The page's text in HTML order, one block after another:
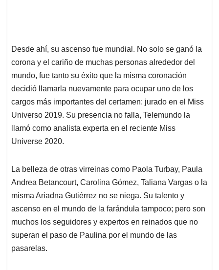
Desde ahí, su ascenso fue mundial. No solo se ganó la
corona y el cariño de muchas personas alrededor del
mundo, fue tanto su éxito que la misma coronación
decidió llamarla nuevamente para ocupar uno de los
cargos más importantes del certamen: jurado en el Miss
Universo 2019. Su presencia no falla, Telemundo la
llamó como analista experta en el reciente Miss
Universe 2020.
La belleza de otras virreinas como Paola Turbay, Paula
Andrea Betancourt, Carolina Gómez, Taliana Vargas o la
misma Ariadna Gutiérrez no se niega. Su talento y
ascenso en el mundo de la farándula tampoco; pero son
muchos los seguidores y expertos en reinados que no
superan el paso de Paulina por el mundo de las
pasarelas.